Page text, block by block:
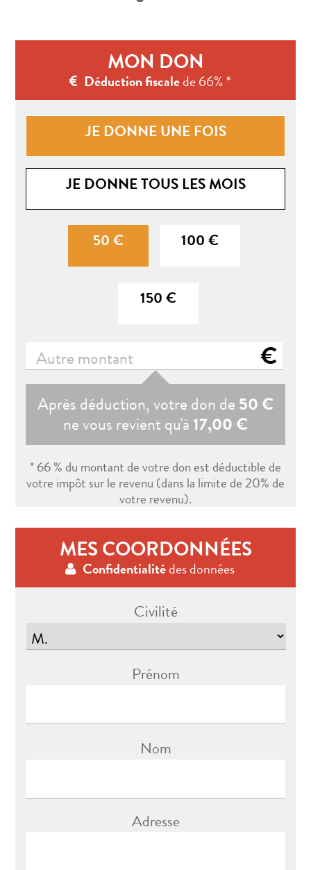
MON DON
Déduction fiscalede 66% *
Fréquence du don
JE DONNE UNE FOIS
JE DONNE TOUS LES MOIS
Montant du don
50 € 100 €
150 €
€
Après déduction, votre don de 50 €
ne vous revient qu'à17,00 €
* 66 % du montant de votre don est déductible de
votre impôt sur le revenu (dans la limite de 20% de
votre revenu).
MES COORDONNÉES
Confidentialitédes données
Civilité
Prénom
Nom
Adresse